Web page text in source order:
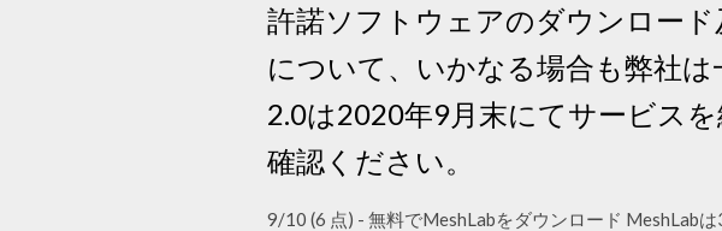
許諾ソフトウェアのダウンロー
について、いかなる場合も弊社
2.0は2020年9月末にてサービス
確認ください。
9/10 (6 点) - 無料でMeshLabをダウンロード MeshLab